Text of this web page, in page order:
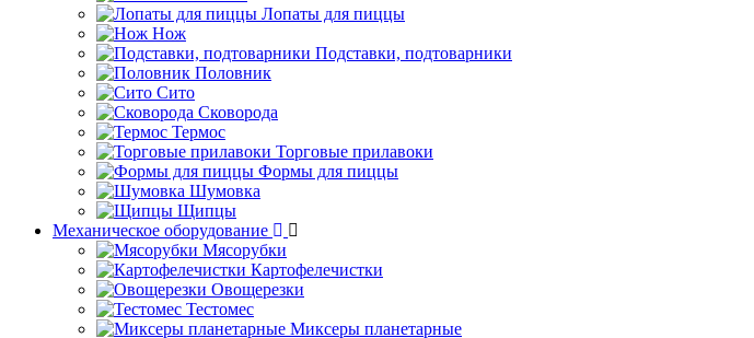
Лопаты для пиццы
Нож
Подставки, подтоварники
Половник
Сито
Сковорода
Термос
Торговые прилавоки
Формы для пиццы
Шумовка
Щипцы
Механическое оборудование
Мясорубки
Картофелечистки
Овощерезки
Тестомес
Миксеры планетарные